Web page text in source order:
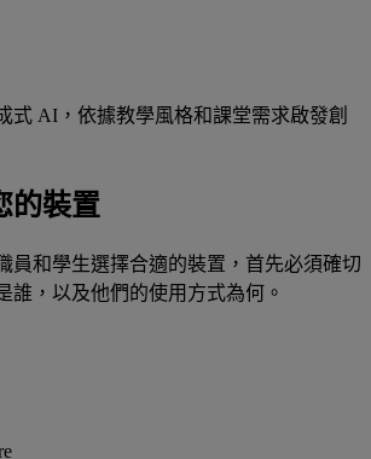
式 AI，依據教學風格和課堂需求啟發創
的裝置
員和學生選擇合適的裝置，首先必須確切
誰，以及他們的使用方式為何。